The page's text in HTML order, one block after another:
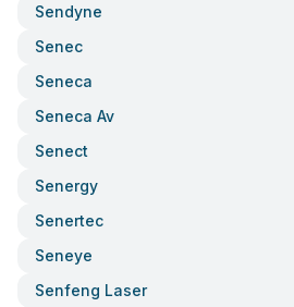
Sendyne
Senec
Seneca
Seneca Av
Senect
Senergy
Senertec
Seneye
Senfeng Laser